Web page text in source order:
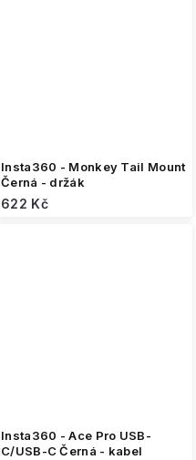
Insta360 - Monkey Tail Mount
Černá - držák
622 Kč
Insta360 - Ace Pro USB-
C/USB-C Černá - kabel